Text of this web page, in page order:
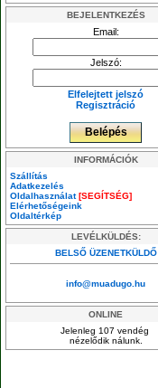
BEJELENTKEZÉS
Email:
Jelszó:
Elfelejtett jelszó
Regisztráció
INFORMÁCIÓK
Szállítás
Adatkezelés
Oldalhasználat[SEGÍTSÉG]
Elérhetőségeink
Oldaltérkép
LEVÉLKÜLDÉS:
BELSŐ ÜZENETKÜLDŐ
info@muadugo.hu
ONLINE
Jelenleg 107 vendég
nézelődik nálunk.